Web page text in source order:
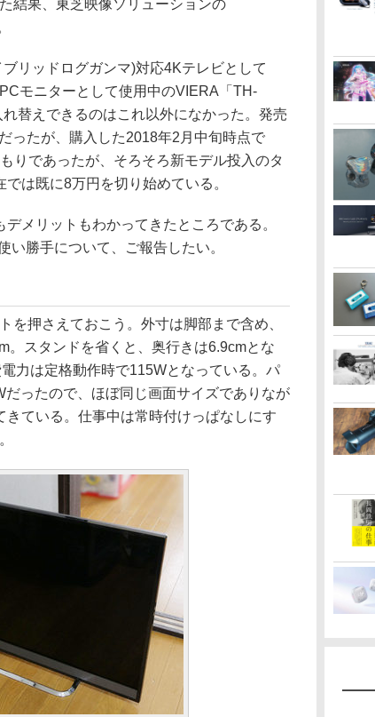
結果、東芝映像ソリューションの
リッドログガンマ)対応4Kテレビとして
モニターとして使用中のVIERA「TH-
替えできるのはこれ以外になかった。発売
ったが、購入した2018年2月中旬時点で
りであったが、そろそろ新モデル投入のタ
は既に8万円を切り始めている。
メリットもわかってきたところである。
い勝手について、ご報告したい。
押さえておこう。外寸は脚部まで含め、
。スタンドを省くと、奥行きは6.9cmとな
力は定格動作時で115Wとなっている。パ
ったので、ほぼ同じ画面サイズでありなが
ている。仕事中は常時付けっぱなしにす